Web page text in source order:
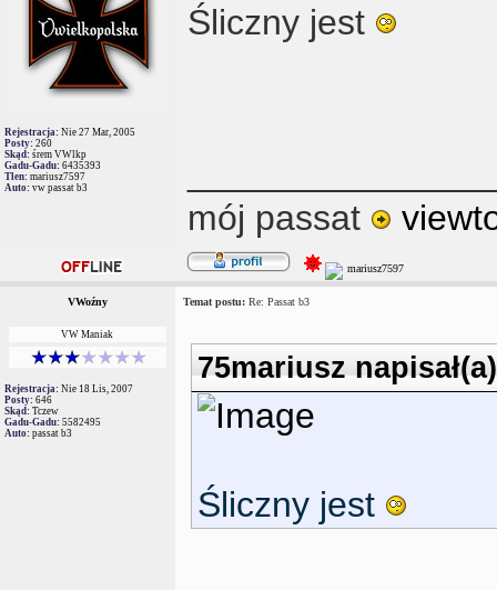
Rejestracja: Nie 27 Mar, 2005
Posty: 260
Skąd: śrem VWlkp
Gadu-Gadu: 6435393
Tlen: mariusz7597
Auto: vw passat b3
Śliczny jest
mój passat
VWoźny Temat postu: Re: Passat b3
VW Maniak
Rejestracja: Nie 18 Lis, 2007
Posty: 646
Skąd: Tczew
Gadu-Gadu: 5582495
Auto: passat b3
75mariusz
Śliczny jest